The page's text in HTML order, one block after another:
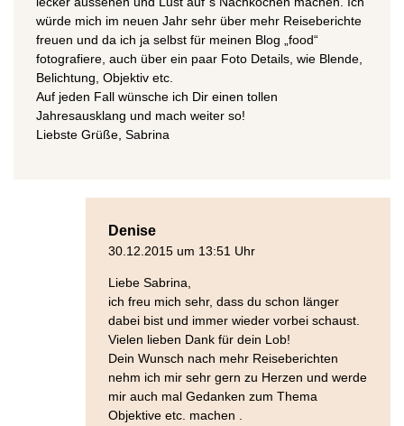
würde mich im neuen Jahr sehr über mehr Reiseberichte
freuen und da ich ja selbst für meinen Blog „food“
fotografiere, auch über ein paar Foto Details, wie Blende,
Belichtung, Objektiv etc.
Auf jeden Fall wünsche ich Dir einen tollen
Jahresausklang und mach weiter so!
Liebste Grüße, Sabrina
Denise
30.12.2015 um 13:51 Uhr
Liebe Sabrina,
ich freu mich sehr, dass du schon länger
dabei bist und immer wieder vorbei schaust.
Vielen lieben Dank für dein Lob!
Dein Wunsch nach mehr Reiseberichten
nehm ich mir sehr gern zu Herzen und werde
mir auch mal Gedanken zum Thema
Objektive etc. machen .